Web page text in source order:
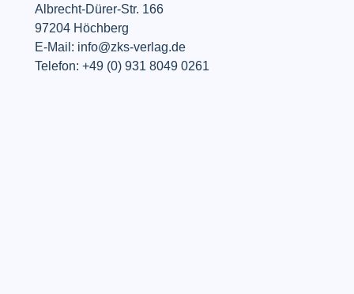
Albrecht-Dürer-Str. 166
97204 Höchberg
E-Mail: info@zks-verlag.de
Telefon: +49 (0) 931 8049 0261